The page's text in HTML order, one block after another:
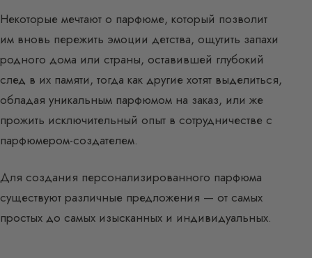
Некоторые мечтают о парфюме, который позволит
им вновь пережить эмоции детства, ощутить запахи
родного дома или страны, оставившей глубокий
след в их памяти, тогда как другие хотят выделиться,
обладая уникальным парфюмом на заказ, или же
прожить исключительный опыт в сотрудничестве с
парфюмером-создателем.
Для создания персонализированного парфюма
существуют различные предложения — от самых
простых до самых изысканных и индивидуальных.